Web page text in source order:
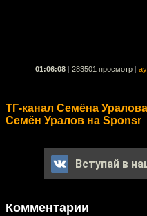
01:06:08 283501 просмотр
ТГ-канал Семёна Уралова
Семён Уралов на Sponsr
Вступай в
Комментарии